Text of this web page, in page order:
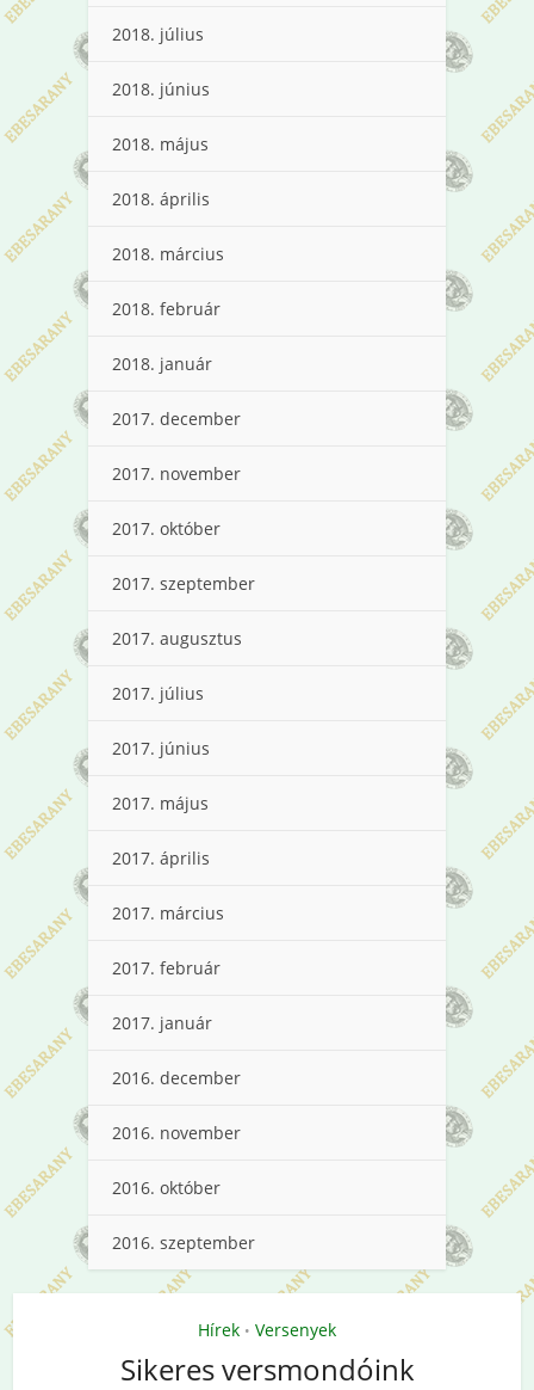
2018. július
2018. június
2018. május
2018. április
2018. március
2018. február
2018. január
2017. december
2017. november
2017. október
2017. szeptember
2017. augusztus
2017. július
2017. június
2017. május
2017. április
2017. március
2017. február
2017. január
2016. december
2016. november
2016. október
2016. szeptember
Hírek • Versenyek
Sikeres versmondóink